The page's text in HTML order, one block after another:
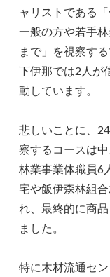
ャリストである
一般の方や若手
まで」を視察す
下伊那では2人が
動しています。
悲しいことに、
察するコースは
林業事業体職員6
宅や飯伊森林組
れ、最終的に商
ました。
特に木材流通セ